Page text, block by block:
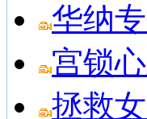
华纳
宫锁
拯救